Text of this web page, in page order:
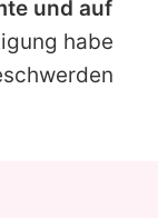
und auf
habe